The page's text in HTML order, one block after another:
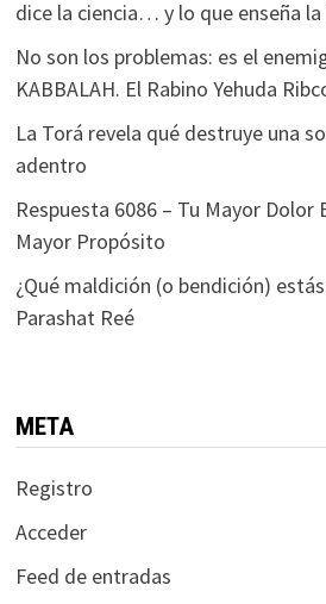
dice la ciencia… y lo que enseña la
No son los problemas: es el
KABBALAH. El Rabino Yehuda
La Torá revela qué destruye una
adentro
Respuesta 6086 – Tu Mayor Dolor
Mayor Propósito
¿Qué maldición (o bendición)
Parashat Reé
META
Registro
Acceder
Feed de entradas